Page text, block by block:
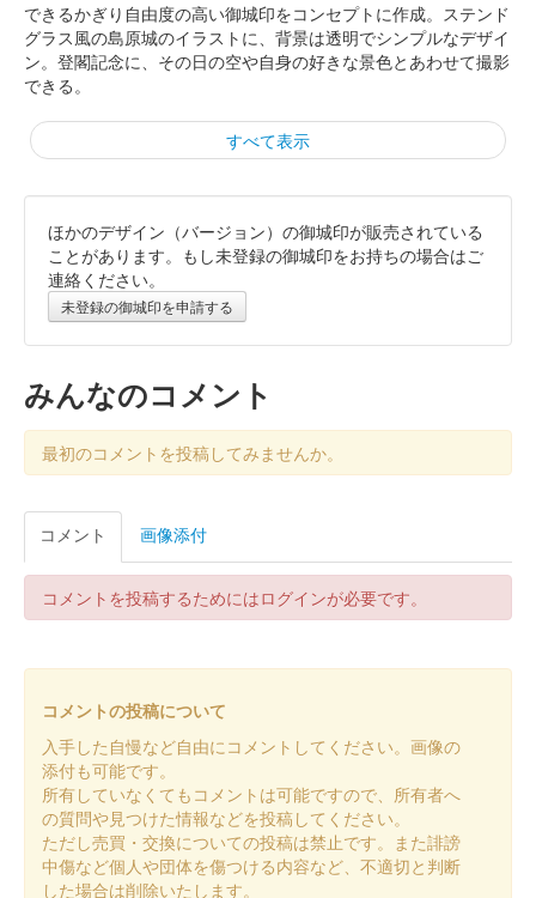
できるかぎり自由度の高い御城印をコンセプトに作成。ステンド
グラス風の島原城のイラストに、背景は透明でシンプルなデザイ
ン。登閣記念に、その日の空や自身の好きな景色とあわせて撮影
できる。
すべて表示
島原城 御城印 島原城未来に向かって401ドン！版 第
二弾
販売終了
第一弾の春の萌木が夏になり、たくましく青々と育ち彩る様子を
萌黄色を使い表現してある。
島原城 御城印
販売終了
島原城 御城印 オシロボット 島原城 国指定史跡版
島原城が「国史跡」に指定されたことを受けて、「長崎県指定史
島原城 御城印
定史跡版
島原城が「国史跡」に指定されたことを受けて、「長崎県指定史
ほかのデザイン（バージョン）の御城印が販売されている
ことがあります。もし未登録の御城印をお持ちの場合はご
連絡ください。
未登録の御城印を申請する
みんなのコメント
最初のコメントを投稿してみませんか。
コメント 画像添付
コメントを投稿するためにはログインが必要です。
コメントの投稿について
入手した自慢など自由にコメントしてください。画像の
添付も可能です。
所有していなくてもコメントは可能ですので、所有者へ
の質問や見つけた情報などを投稿してください。
ただし売買・交換についての投稿は禁止です。また誹謗
中傷など個人や団体を傷つける内容など、不適切と判断
した場合は削除いたします。